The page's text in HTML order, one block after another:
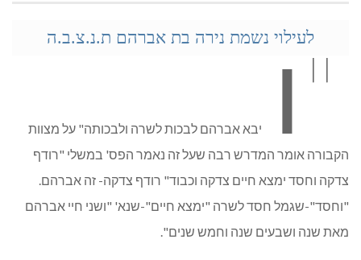
לעילוי נשמת נירה בת אברהם ת.נ.צ.ב.ה
"ו
יבא אברהם לבכות לשרה ולבכותה" על מצוות
הקבורה אומר המדרש רבה שעל זה נאמר הפס' במשלי "רודף
צדקה וחסד ימצא חיים צדקה וכבוד" רודף צדקה- זה אברהם.
"וחסד"-שגמל חסד לשרה "ימצא חיים"-שנא' "ושני חיי אברהם
מאת שנה ושבעים שנה וחמש שנים".